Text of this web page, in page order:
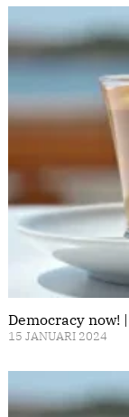
Democracy now!
15 JANUARI 2024